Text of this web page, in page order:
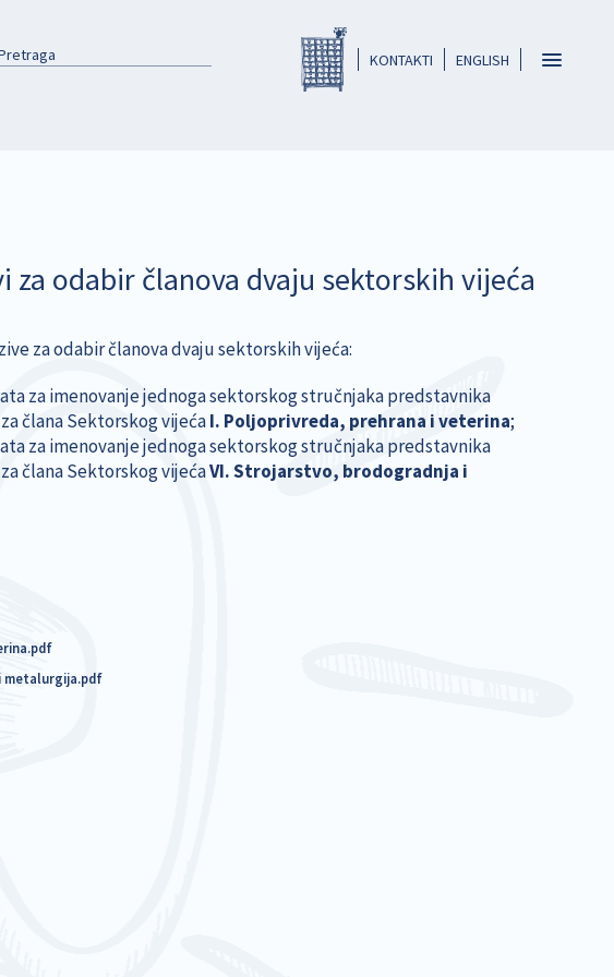
ENGLISH
headerKONTAKTI
Toggle
odabir članova dvaju sektorskih vijeća
za odabir članova dvaju sektorskih vijeća:
za imenovanje jednoga sektorskog stručnjaka predstavnika
člana Sektorskog vijećaI. Poljoprivreda, prehrana i veterina;
za imenovanje jednoga sektorskog stručnjaka predstavnika
člana Sektorskog vijećaVI. Strojarstvo, brodogradnja i
metalurgija.pdf